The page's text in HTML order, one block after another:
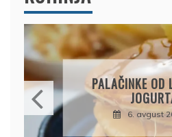
BRZI KOLAČ
PIŠKOTE,
ČOKOLADA U